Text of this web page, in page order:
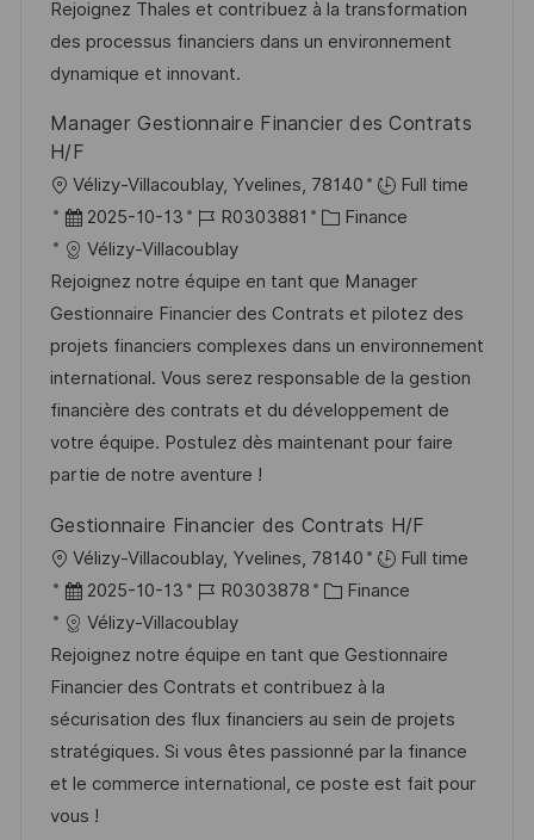
c
u
n
g
d
e
r
e
f
f
e
u
n
g
D
o
r
Rejoignez Thales et contribuez à la transformation
des processus financiers dans un environnement
dynamique et innovant.
Manager Gestionnaire Financier des Contrats
H/F
O
r
t
Vélizy-Villacoublay, Yvelines, 78140
Full time
D
a
t
u
m
d
e
r
V
r
ö
f
f
e
n
t
l
i
c
2025-10-13
J
o
b
-
I
D
R0303881
K
t
e
g
o
r
i
Finance
Vélizy-Villacoublay
Rejoignez notre équipe en tant que Manager
Gestionnaire Financier des Contrats et pilotez des
projets financiers complexes dans un environnement
international. Vous serez responsable de la gestion
financière des contrats et du développement de
votre équipe. Postulez dès maintenant pour faire
partie de notre aventure !
Gestionnaire Financier des Contrats H/F
O
r
t
Vélizy-Villacoublay, Yvelines, 78140
Full time
D
a
t
u
m
d
e
r
2025-10-13
J
o
b
-
I
D
R0303878
K
t
e
g
o
r
Finance
Vélizy-Villacoublay
Rejoignez notre équipe en tant que Gestionnaire
Financier des Contrats et contribuez à la
sécurisation des flux financiers au sein de projets
stratégiques. Si vous êtes passionné par la finance
et le commerce international, ce poste est fait pour
vous !